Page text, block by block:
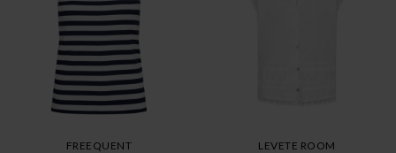
FREEQUENT LEVETE ROOM